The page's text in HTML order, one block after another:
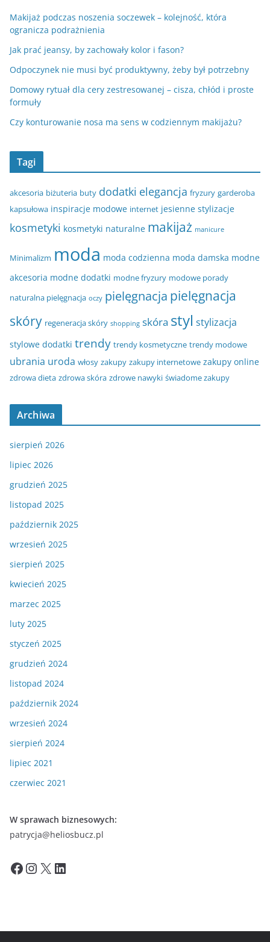
Makijaż podczas noszenia soczewek – kolejność, która
ogranicza podrażnienia
Jak prać jeansy, by zachowały kolor i fason?
Odpoczynek nie musi być produktywny, żeby był potrzebny
Domowy rytuał dla cery zestresowanej – cisza, chłód i proste
formuły
Czy konturowanie nosa ma sens w codziennym makijażu?
Tagi
akcesoria biżuteria buty dodatki elegancja fryzury garderoba
kapsułowa inspiracje modowe internet jesienne stylizacje
kosmetyki kosmetyki naturalne makijaż manicure
Minimalizm moda moda codzienna moda damska modne
akcesoria modne dodatki modne fryzury modowe porady
naturalna pielęgnacja oczy pielęgnacja pielęgnacja
skóry regeneracja skóry shopping skóra styl stylizacja
stylowe dodatki trendy trendy kosmetyczne trendy modowe
ubrania uroda włosy zakupy zakupy internetowe zakupy online
zdrowa dieta zdrowa skóra zdrowe nawyki świadome zakupy
Archiwa
sierpień 2026
lipiec 2026
grudzień 2025
listopad 2025
październik 2025
wrzesień 2025
sierpień 2025
kwiecień 2025
marzec 2025
luty 2025
styczeń 2025
grudzień 2024
listopad 2024
październik 2024
wrzesień 2024
sierpień 2024
lipiec 2021
czerwiec 2021
W sprawach biznesowych:
patrycja@heliosbucz.pl
Facebook InstagramX LinkedIn